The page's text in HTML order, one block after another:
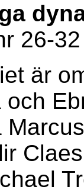
26-
är